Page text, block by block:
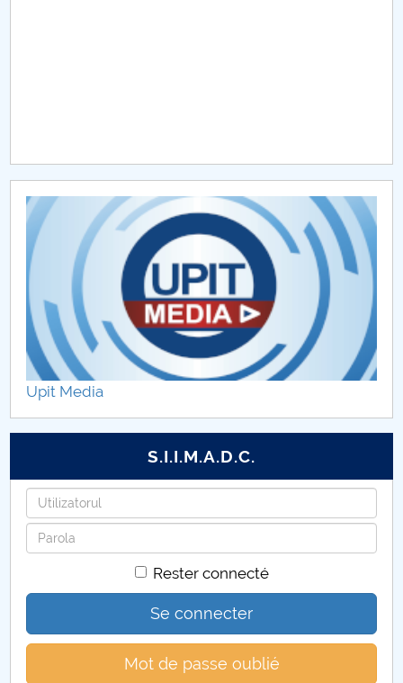
Chestionar angajabilitate ALUMNI – UPB
CAR2026
MENIU CANTINA
Upit Media
S.I.I.M.A.D.C.
Identifiant
Mot
de
Rester connecté
Se connecter
Mot de passe oublié